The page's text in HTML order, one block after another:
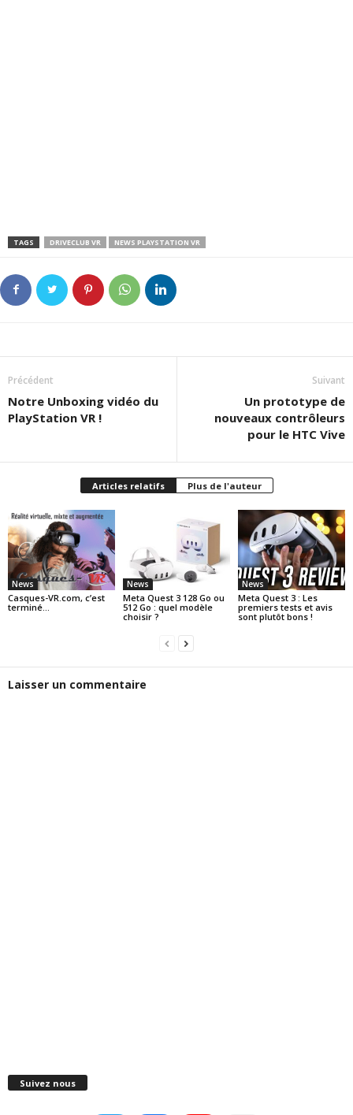
TAGS DRIVECLUB VR NEWS PLAYSTATION VR
Précédent
Notre Unboxing vidéo du
PlayStation VR !
Suivant
Un prototype de
nouveaux contrôleurs
pour le HTC Vive
Articles relatifs Plus de l'auteur
News
Casques-VR.com, c’est
terminé…
News
Meta Quest 3 128 Go ou
512 Go : quel modèle
choisir ?
News
Meta Quest 3 : Les
premiers tests et avis
sont plutôt bons !
Laisser un commentaire
Suivez nous